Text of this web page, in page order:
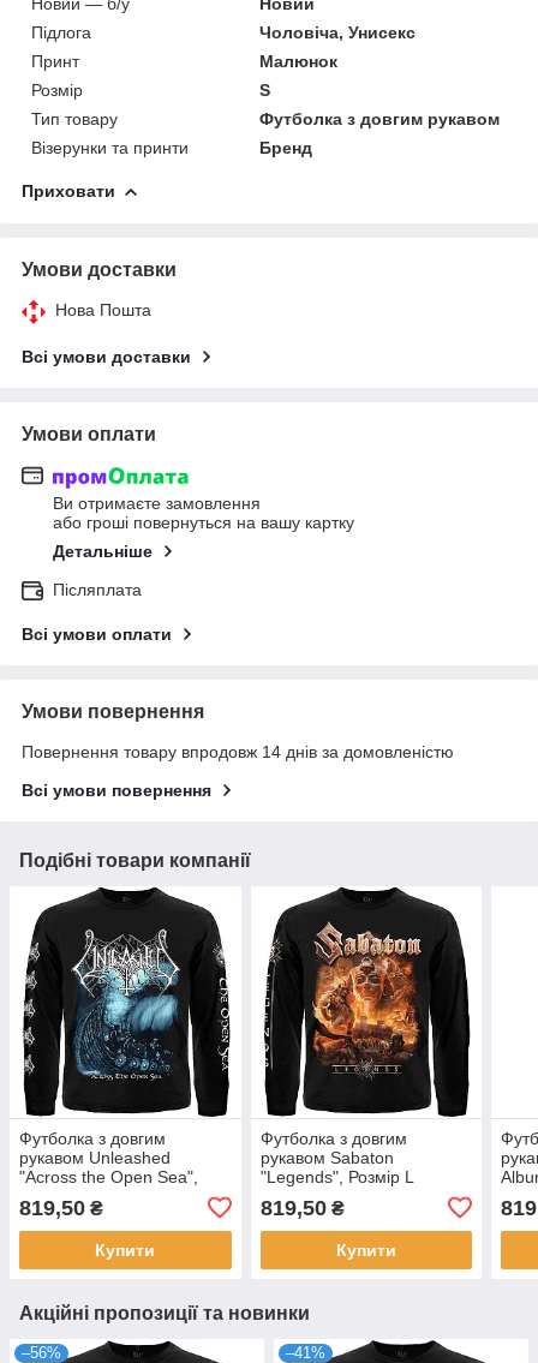
Підлога
Чоловіча, Унисекс
Принт
Малюнок
Розмір
S
Тип товару
Футболка з довгим рукавом
Візерунки та принти
Бренд
Приховати
Умови доставки
Нова Пошта
Всі умови доставки
Умови оплати
Ви отримаєте замовлення
або гроші повернуться на вашу картку
Детальніше
Післяплата
Всі умови оплати
Умови повернення
Повернення товару впродовж 14 днів за домовленістю
Всі умови повернення
Подібні товари компанії
Футболка з довгим
рукавом Unleashed
"Across the Open Sea",
819,50 ₴
Купити
Футболка з довгим
рукавом Sabaton
"Legends", Розмір L
819,50₴
Купити
Акційні пропозиції та новинки
–56% –41%